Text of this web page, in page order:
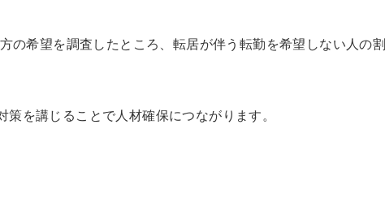
の希望を調査したところ、転居が伴う転勤を希望しない人の
を講じることで人材確保につながります。